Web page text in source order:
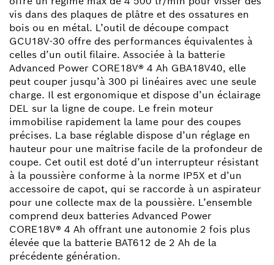
vis dans des plaques de plâtre et des ossatures en
bois ou en métal. L’outil de découpe compact
GCU18V-30 offre des performances équivalentes à
celles d’un outil filaire. Associée à la batterie
Advanced Power CORE18V® 4 Ah GBA18V40, elle
peut couper jusqu’à 300 pi linéaires avec une seule
charge. Il est ergonomique et dispose d’un éclairage
DEL sur la ligne de coupe. Le frein moteur
immobilise rapidement la lame pour des coupes
précises. La base réglable dispose d’un réglage en
hauteur pour une maîtrise facile de la profondeur de
coupe. Cet outil est doté d’un interrupteur résistant
à la poussière conforme à la norme IP5X et d’un
accessoire de capot, qui se raccorde à un aspirateur
pour une collecte max de la poussière. L’ensemble
comprend deux batteries Advanced Power
CORE18V® 4 Ah offrant une autonomie 2 fois plus
élevée que la batterie BAT612 de 2 Ah de la
précédente génération.